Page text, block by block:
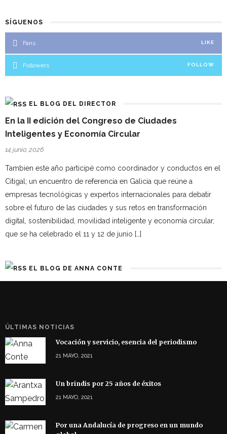
SÍGUENOS
Fans LIKE
Followers FOLLOW
EL BLOG DEL DIRECTOR
En la II edición del Congreso de Ciudades
Inteligentes y Economía Circular
14 junio, 2026
Tambien este año participé como coordinador y conductos en el
Citigal; un encuentro de referencia en Galicia que reúne a
empresas tecnológicas y expertos internacionales para debatir
sobre el futuro de las ciudades y sus retos en transformación
digital, sostenibilidad, movilidad inteligente y economía circular,
que se ha celebrado el 11 y 12 de junio […]
EL BLOG DE ANNA CONTE
ÚLTIMAS NOTICIAS
Vocación y servicio, esencia del periodismo
21 MAYO, 2021
Un brindis por 25 años de éxitos
21 MAYO, 2021
Por una Andalucía de progreso en un mundo